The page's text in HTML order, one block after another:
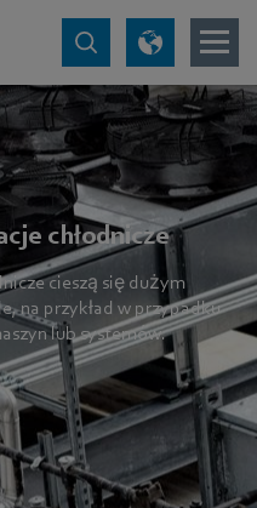
chłodnicze
cieszą się dużym
na przykład w przypadku
lub systemów.